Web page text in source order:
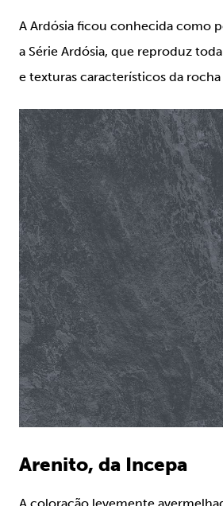
A Ardósia ficou conhecida como
a Série Ardósia, que reproduz
e texturas característicos da
Arenito, da Incepa